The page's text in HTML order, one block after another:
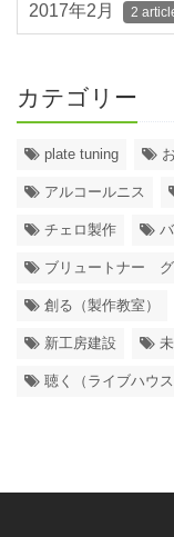
2017年2月 2
カテゴリー
plate tuning
アルコールニス
チェロ製作
ブリュートナー グ
創る（製作教室）
新工房建設
聴く（ライブハウス